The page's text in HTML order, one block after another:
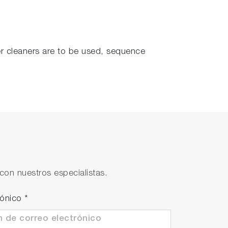
cleaners are to be used, sequence
nuestros especialistas.
*